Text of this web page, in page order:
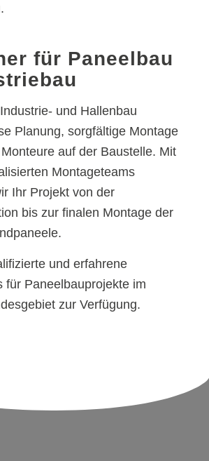
für Paneelbau
und Hallenbau
Planung, sorgfältige Montage
auf der Baustelle. Mit
Montageteams
Ihr Projekt von der
bis zur finalen Montage der
und erfahrene
für Paneelbauprojekte im
zur Verfügung.